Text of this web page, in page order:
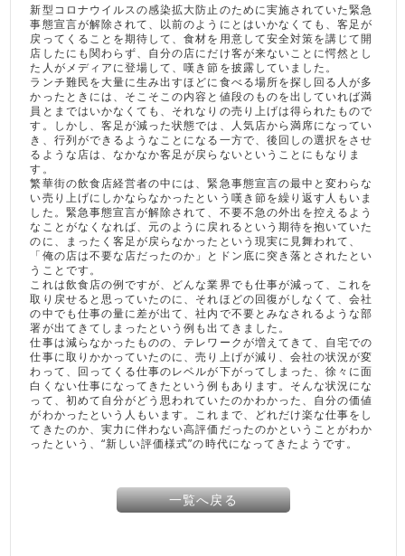
新型コロナウイルスの感染拡大防止のために実施されていた緊急
事態宣言が解除されて、以前のようにとはいかなくても、客足が
戻ってくることを期待して、食材を用意して安全対策を講じて開
店したにも関わらず、自分の店にだけ客が来ないことに愕然とし
た人がメディアに登場して、嘆き節を披露していました。
ランチ難民を大量に生み出すほどに食べる場所を探し回る人が多
かったときには、そこそこの内容と値段のものを出していれば満
員とまではいかなくても、それなりの売り上げは得られたもので
す。しかし、客足が減った状態では、人気店から満席になってい
き、行列ができるようなことになる一方で、後回しの選択をさせ
るような店は、なかなか客足が戻らないということにもなりま
す。
繁華街の飲食店経営者の中には、緊急事態宣言の最中と変わらな
い売り上げにしかならなかったという嘆き節を繰り返す人もいま
した。緊急事態宣言が解除されて、不要不急の外出を控えるよう
なことがなくなれば、元のように戻れるという期待を抱いていた
のに、まったく客足が戻らなかったという現実に見舞われて、
「俺の店は不要な店だったのか」とドン底に突き落とされたとい
うことです。
これは飲食店の例ですが、どんな業界でも仕事が減って、これを
取り戻せると思っていたのに、それほどの回復がしなくて、会社
の中でも仕事の量に差が出て、社内で不要とみなされるような部
署が出てきてしまったという例も出てきました。
仕事は減らなかったものの、テレワークが増えてきて、自宅での
仕事に取りかかっていたのに、売り上げが減り、会社の状況が変
わって、回ってくる仕事のレベルが下がってしまった、徐々に面
白くない仕事になってきたという例もあります。そんな状況にな
って、初めて自分がどう思われていたのかわかった、自分の価値
がわかったという人もいます。これまで、どれだけ楽な仕事をし
てきたのか、実力に伴わない高評価だったのかということがわか
ったという、“新しい評価様式”の時代になってきたようです。
一覧へ戻る